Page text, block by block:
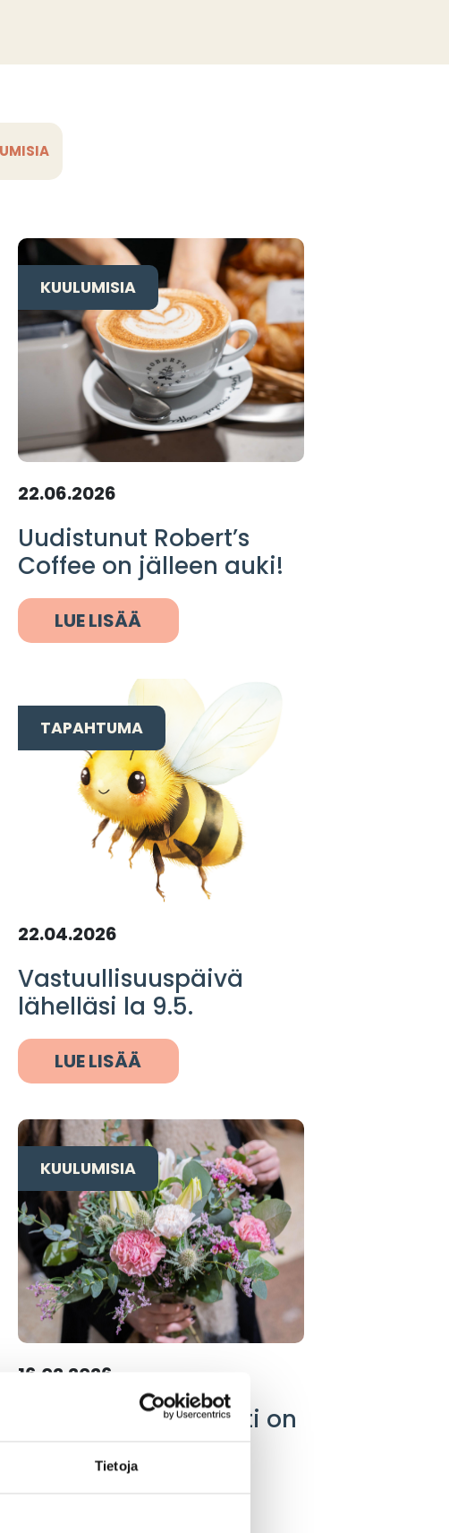
Tietoja
KUULUMISIA
22.06.2026
Uudistunut Robert’s
Coffee on jälleen auki!
LUE LISÄÄ
TAPAHTUMA
22.04.2026
Vastuullisuuspäivä
lähelläsi la 9.5.
LUE LISÄÄ
KUULUMISIA
16.02.2026
Kukkakauppa Puntti on
muuttanut! 🌸